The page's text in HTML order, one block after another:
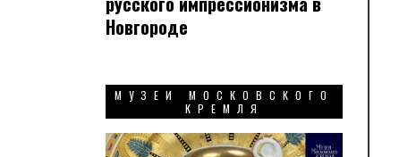
Новгороде
МУЗЕИ МОСКОВСКОГО
КРЕМЛЯ